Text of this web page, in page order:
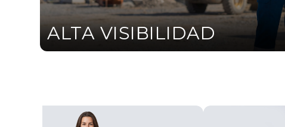
ALTA VISIBILIDAD